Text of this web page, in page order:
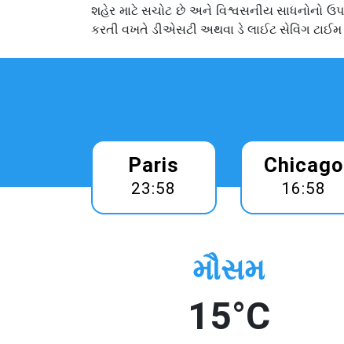
શહેર માટે સચોટ છે અને વિશ્વસનીય સાધનોનો
કરતી વખતે ડીએસટી અથવા ડે લાઈટ સેવિંગ
Paris
23:58
Chicago
16:58
મૌસમ
15°C